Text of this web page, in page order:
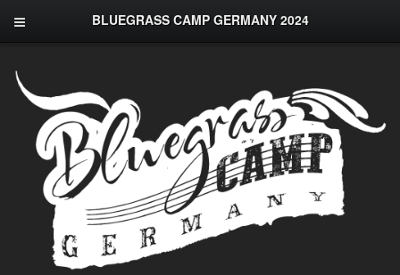
BLUEGRASS CAMP GERMANY 2024